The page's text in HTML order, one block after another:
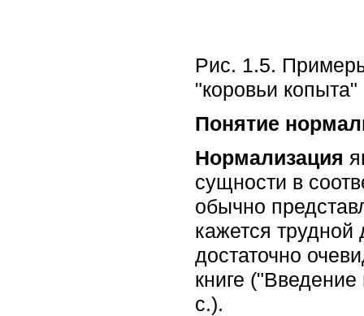
Рис. 1.5.
"коровьи
Понятие
Нормализация
сущности в
обычно
кажется
достаточно
книге
с.).